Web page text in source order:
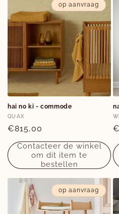
op aanvraag
hai no ki - commode
Verkoper:
QUAX
Normale
prijs
€815,00
Contacteer de winkel
om dit item te
bestellen
op aanvraag